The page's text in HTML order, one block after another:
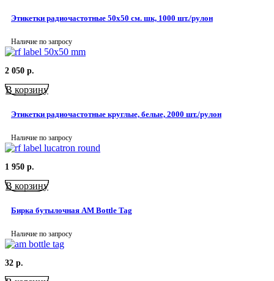
Этикетки радиочастотные 50х50 см. шк, 1000 шт./рулон
Наличие по запросу
2 050 р.
В корзину
Этикетки радиочастотные круглые, белые, 2000 шт./рулон
Наличие по запросу
1 950 р.
В корзину
Бирка бутылочная AM Bottle Tag
Наличие по запросу
32 р.